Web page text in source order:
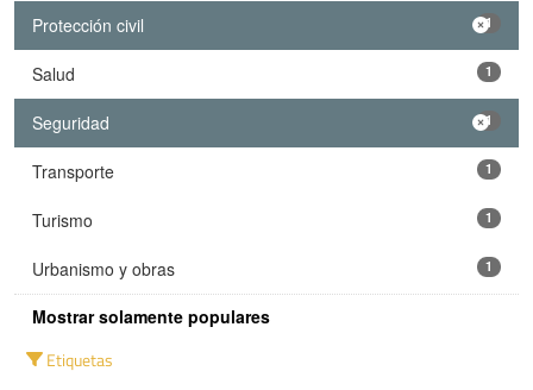
Protección civil 1
Salud 1
Seguridad 1
Transporte 1
Turismo 1
Urbanismo y obras 1
Mostrar solamente populares
Etiquetas